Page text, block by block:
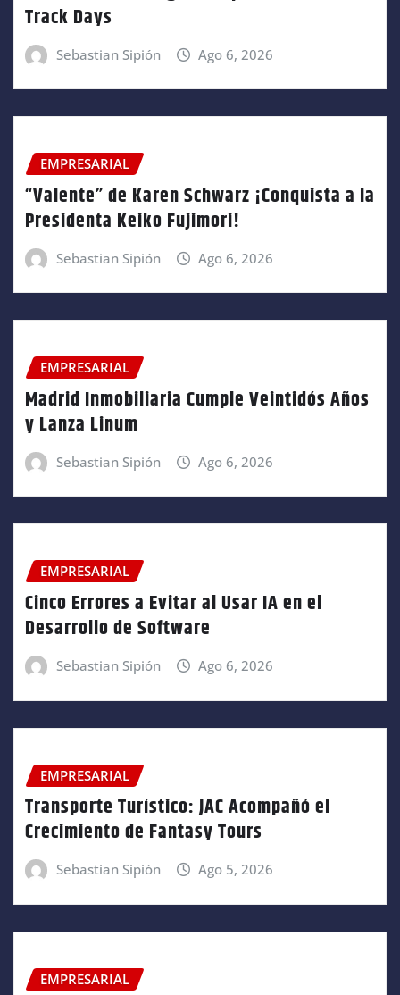
Track Days
Sebastian Sipión Ago 6, 2026
EMPRESARIAL
“Valente” de Karen Schwarz ¡Conquista a la
Presidenta Keiko Fujimori!
Sebastian Sipión Ago 6, 2026
EMPRESARIAL
Madrid Inmobiliaria Cumple Veintidós Años
y Lanza Linum
Sebastian Sipión Ago 6, 2026
EMPRESARIAL
Cinco Errores a Evitar al Usar IA en el
Desarrollo de Software
Sebastian Sipión Ago 6, 2026
EMPRESARIAL
Transporte Turístico: JAC Acompañó el
Crecimiento de Fantasy Tours
Sebastian Sipión Ago 5, 2026
EMPRESARIAL